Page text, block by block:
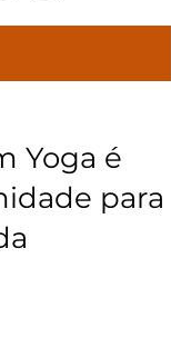
Yoga é
para